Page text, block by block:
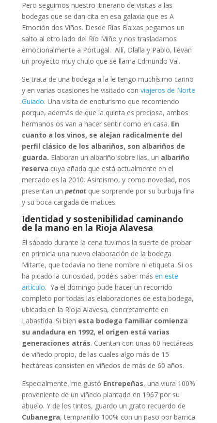
Pero seguimos nuestro itinerario de visitas a las
bodegas que se dan cita en esa galaxia que es A
Emoción dos Viños. Desde Rías Baixas pegamos un
salto al otro lado del Río Miño y nos trasladamos
emocionalmente a Portugal. Allí, Olalla y Pablo, llevan
un proyecto muy chulo que se llama Edmundo Val.
Se trata de una bodega a la le tengo muchísimo cariño
y en varias ocasiones he visitado con viajeros de Norte
Guiado. Una visita de enoturismo que recomiendo
porque, además de que la quinta es preciosa, ambos
hermanos os van a hacer sentir como en casa. En
cuanto a los vinos, se alejan radicalmente del
perfil clásico de los albariños, son albariños de
guarda. Elaboran un albariño sobre lías, un albariño
reserva cuya añada que está actualmente en el
mercado es la 2010. Asimismo, y como novedad, nos
presentan un petnat que sorprende por su burbuja fina
y su boca cargada de matices.
Identidad y sostenibilidad caminando
de la mano en la Rioja Alavesa
El sábado durante la cena tuvimos la suerte de probar
en primicia una nueva elaboración de la bodega
Mitarte, que todavía no tiene nombre ni etiqueta. Si os
ha picado la curiosidad, podéis saber más en este
artículo. Ya el domingo pude hacer un recorrido
completo por todas las elaboraciones de esta bodega,
ubicada en la Rioja Alavesa, concretamente en
Labastida. Si bien esta bodega familiar comienza
su andadura en 1992, el origen está varias
generaciones atrás. Cuentan con unas 60 hectáreas
de viñedo propio, de las cuales algo más de 15
hectáreas consisten en viñedos de más de 60 años.
Especialmente, me gustó Entrepeñas, una viura 100%
proveniente de un viñedo plantado en 1967 por su
abuelo. Y de los tintos, guardo un grato recuerdo de
Cubanegra, tempranillo 100% con un paso por barrica